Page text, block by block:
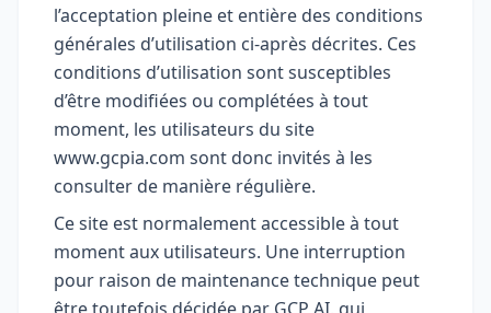
l’acceptation pleine et entière des conditions
générales d’utilisation ci-après décrites. Ces
conditions d’utilisation sont susceptibles
d’être modifiées ou complétées à tout
moment, les utilisateurs du site
www.gcpia.com sont donc invités à les
consulter de manière régulière.
Ce site est normalement accessible à tout
moment aux utilisateurs. Une interruption
pour raison de maintenance technique peut